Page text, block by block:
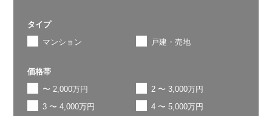
タイプ
マンション
戸建・売地
価格帯
〜 2,000万円
2 〜 3,000万円
3 〜 4,000万円
4 〜 5,000万円